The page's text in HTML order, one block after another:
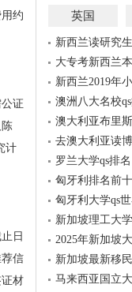
约
证
计
日
信
材
英国
新西兰读研究生
大专考新西兰
新西兰2019年
澳洲八大名校
澳大利亚布里
去澳大利亚读
罗兰大学qs排名
匈牙利排名前
匈牙利大学qs
新加坡理工大
2025年新加坡
新加坡最新移
马来西亚国立